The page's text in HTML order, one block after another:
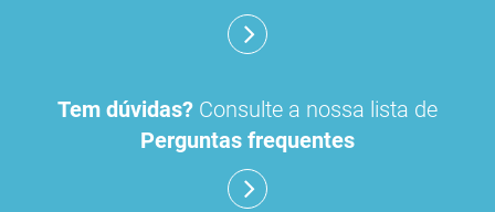
Tem dúvidas? Consulte a nossa lista de
Perguntas frequentes